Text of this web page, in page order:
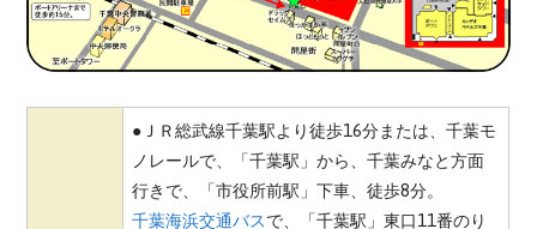
● ＪＲ総武線千葉駅より徒歩16分または、千葉モ
ノレールで、「千葉駅」から、千葉みなと方面
行きで、「市役所前駅」下車、徒歩8分。
千葉海浜交通バスで、
「千葉駅」東口11番のり